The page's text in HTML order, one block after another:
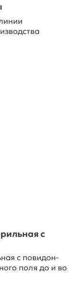
с
с повидон-
поля до и во